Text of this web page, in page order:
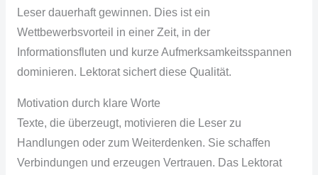
Leser dauerhaft gewinnen. Dies ist ein
Wettbewerbsvorteil in einer Zeit, in der
Informationsfluten und kurze Aufmerksamkeitsspannen
dominieren. Lektorat sichert diese Qualität.
Motivation durch klare Worte
Texte, die überzeugt, motivieren die Leser zu
Handlungen oder zum Weiterdenken. Sie schaffen
Verbindungen und erzeugen Vertrauen. Das Lektorat